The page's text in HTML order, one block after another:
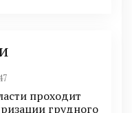
проходит
грудного